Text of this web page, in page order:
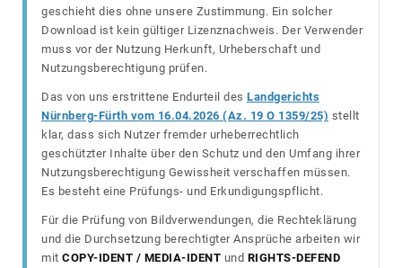
geschieht dies ohne unsere Zustimmung. Ein solcher
Download ist kein gültiger Lizenznachweis. Der Verwender
muss vor der Nutzung Herkunft, Urheberschaft und
Nutzungsberechtigung prüfen.
Das von uns erstrittene Endurteil des Landgerichts
Nürnberg-Fürth vom 16.04.2026 (Az. 19 O 1359/25) stellt
klar, dass sich Nutzer fremder urheberrechtlich
geschützter Inhalte über den Schutz und den Umfang ihrer
Nutzungsberechtigung Gewissheit verschaffen müssen.
Es besteht eine Prüfungs- und Erkundigungspflicht.
Für die Prüfung von Bildverwendungen, die Rechteklärung
und die Durchsetzung berechtigter Ansprüche arbeiten wir
mit COPY-IDENT / MEDIA-IDENT und RIGHTS-DEFEND